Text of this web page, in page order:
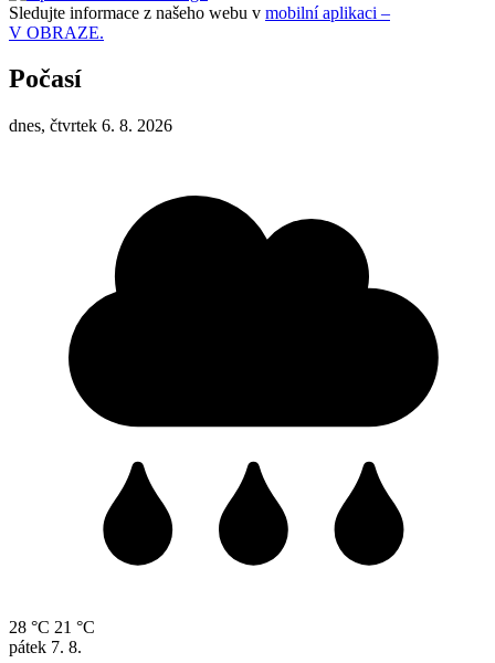
Sledujte informace z našeho webu v mobilní aplikaci –
V OBRAZE.
Počasí
dnes, čtvrtek 6. 8. 2026
28 °C 21 °C
pátek 7. 8.